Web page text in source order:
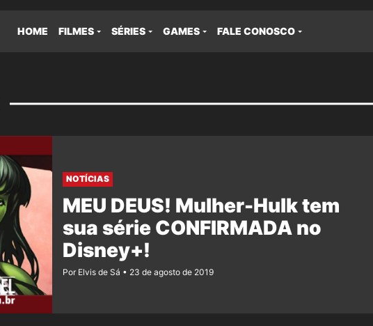
HOME FILMES SÉRIES GAMES FALE CONOSCO
NOTÍCIAS
MEU DEUS! Mulher-Hulk tem
sua série CONFIRMADA no
Disney+!
Por Elvis de Sá 23 de agosto de 2019